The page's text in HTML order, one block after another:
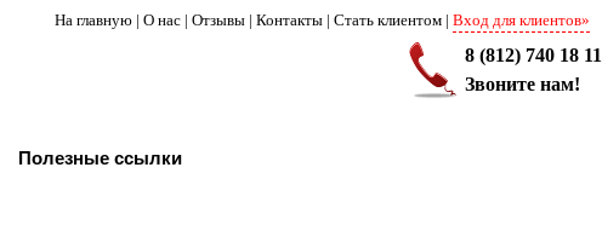
На главную | О нас | Отзывы | Контакты | Стать клиентом | Вход для клиентов»
8 (812) 740 18 11
Звоните нам!
Полезные ссылки